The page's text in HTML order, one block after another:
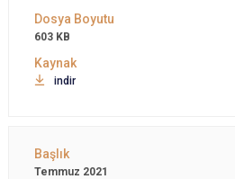
603 KB
indir
Temmuz 2021